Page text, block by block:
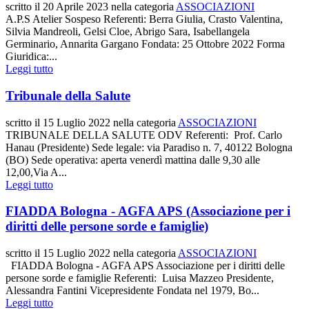
scritto il 20 Aprile 2023 nella categoria ASSOCIAZIONI
A.P.S Atelier Sospeso Referenti: Berra Giulia, Crasto Valentina,
Silvia Mandreoli, Gelsi Cloe, Abrigo Sara, Isabellangela
Germinario, Annarita Gargano Fondata: 25 Ottobre 2022 Forma
Giuridica:...
Leggi tutto
Tribunale della Salute
scritto il 15 Luglio 2022 nella categoria ASSOCIAZIONI
TRIBUNALE DELLA SALUTE ODV Referenti: Prof. Carlo
Hanau (Presidente) Sede legale: via Paradiso n. 7, 40122 Bologna
(BO) Sede operativa: aperta venerdì mattina dalle 9,30 alle
12,00,Via A...
Leggi tutto
FIADDA Bologna - AGFA APS (Associazione per i
diritti delle persone sorde e famiglie)
scritto il 15 Luglio 2022 nella categoria ASSOCIAZIONI
FIADDA Bologna - AGFA APS Associazione per i diritti delle
persone sorde e famiglie Referenti: Luisa Mazzeo Presidente,
Alessandra Fantini Vicepresidente Fondata nel 1979, Bo...
Leggi tutto